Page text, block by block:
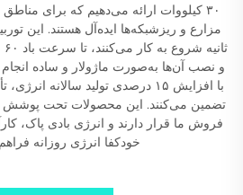
۳۰ کیلووات ارائه می‌دهیم که برای
و نصب آن‌ها به‌صورت ماژولار و ساده
با افزایش ۱۵ درصدی تولید سالانه
تضمین می‌کنند. این محصولات تحت پوشش
فروش ما قرار دارند و انرژی بادی پاک،
خودکفا انرژی روزانه